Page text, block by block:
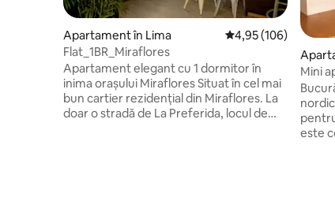
Apartament în Lima Scor mediu de 4,95
4,95 (106)
Flat_1BR_Miraflores
Apartament elegant cu 1 dormitor în
inima orașului Miraflores Situat în cel mai
bun cartier rezidențial din Miraflores. La
doar o stradă de La Preferida, locul de
Mini
este